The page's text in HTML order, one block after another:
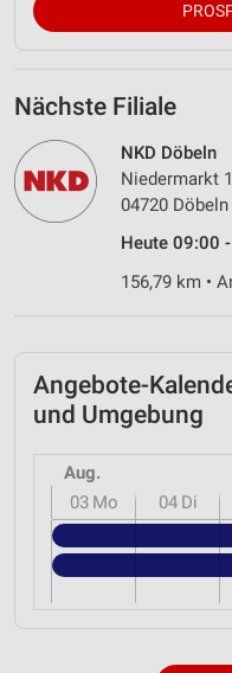
Nächste Filiale
NKD Döbeln
Niedermarkt
04720 Döbeln
Heute 09:00
156,79 km •
Angebote-
und Umgebung
Aug.
03 Mo 04 Di